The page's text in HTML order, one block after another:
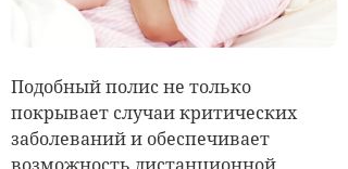
Подобный полис не только
покрывает случаи критических
заболеваний и обеспечивает